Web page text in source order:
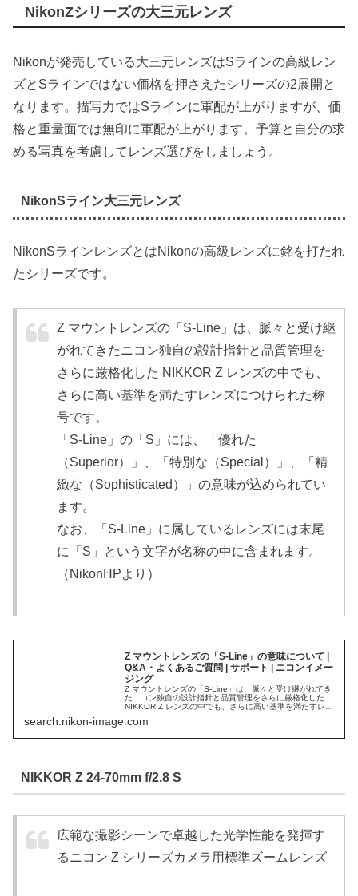
NikonZシリーズの大三元レンズ
Nikonが発売している大三元レンズはSラインの高級レン
ズとSラインではない価格を押さえたシリーズの2展開と
なります。描写力ではSラインに軍配が上がりますが、価
格と重量面では無印に軍配が上がります。予算と自分の求
める写真を考慮してレンズ選びをしましょう。
NikonSライン大三元レンズ
NikonSラインレンズとはNikonの高級レンズに銘を打たれ
たシリーズです。
Z マウントレンズの「S-Line」は、脈々と受け継
がれてきたニコン独自の設計指針と品質管理を
さらに厳格化した NIKKOR Z レンズの中でも、
さらに高い基準を満たすレンズにつけられた称
号です。
「S-Line」の「S」には、「優れた
（Superior）」、「特別な（Special）」、「精
緻な（Sophisticated）」の意味が込められてい
ます。
なお、「S-Line」に属しているレンズには末尾
に「S」という文字が名称の中に含まれます。
（NikonHPより）
Z マウントレンズの「S-Line」の意味について |
Q&A・よくあるご質問 | サポート | ニコンイメー
ジング
Z マウントレンズの「S-Line」は、脈々と受け継がれてき
たニコン独自の設計指針と品質管理をさらに厳格化した
NIKKOR Z レンズの中でも、さらに高い基準を満たすレン
れた（Superior）」、「特別な（Special）」、「精緻な
search.nikon-image.com
NIKKOR Z 24-70mm f/2.8 S
広範な撮影シーンで卓越した光学性能を発揮す
るニコン Z シリーズカメラ用標準ズームレンズ